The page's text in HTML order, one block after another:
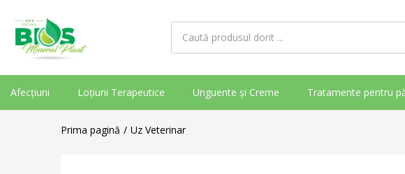
Afecțiuni Loțiuni Terapeutice Unguente și Creme Tratamente pentru
Prima pagină Uz Veterinar